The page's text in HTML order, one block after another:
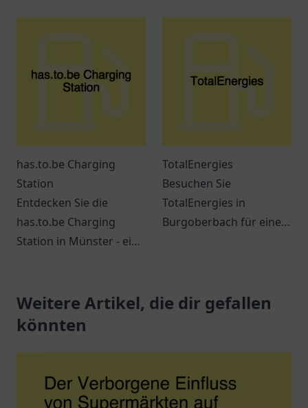
Ladelösung für
Elektromobilität und
Rudolstadt.
has.to.be Charging
Station
Entdecken Sie die
has.to.be Charging
Station in Münster - ein
Autofahrer mit
großartigen
TotalEnergies
Besuchen Sie
TotalEnergies in
Burgoberbach für eine
für unterwegs.
Weitere Artikel, die dir gefallen
könnten